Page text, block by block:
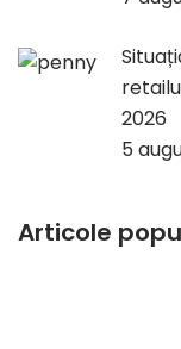
2026
5
Articole